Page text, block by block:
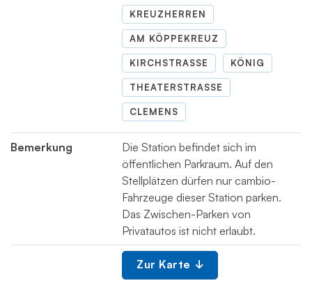
KREUZHERREN
AM KÖPPEKREUZ
KIRCHSTRASSE KÖNIG
THEATERSTRASSE
CLEMENS
Bemerkung
Die Station befindet sich im
öffentlichen Parkraum. Auf den
Stellplätzen dürfen nur cambio-
Fahrzeuge dieser Station parken.
Das Zwischen-Parken von
Privatautos ist nicht erlaubt.
Zur Karte